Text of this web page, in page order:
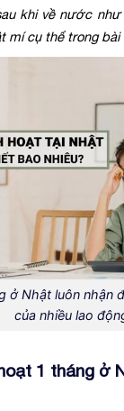
khi về nước như
mí cụ thể trong
ở Nhật luôn nhận
của nhiều lao
1 tháng ở